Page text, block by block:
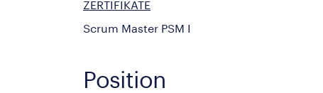
ZERTIFIKATE
Scrum Master PSM I
Position